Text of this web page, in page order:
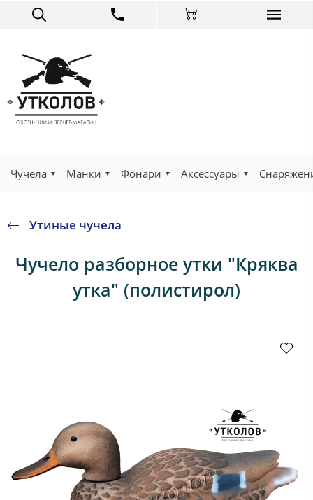
Чучела Манки Фонари Аксессуары
Утиные чучела
Чучело разборное утки "Кряква
утка" (полистирол)